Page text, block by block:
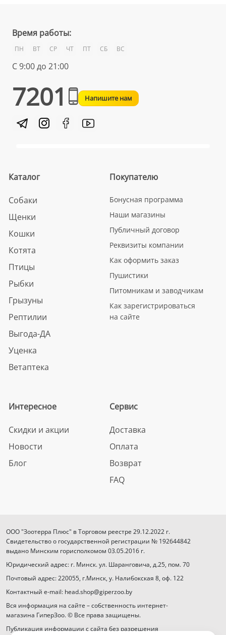
Время работы:
ПН ВТ СР ЧТ ПТ СБ ВС
С 9:00 до 21:00
7201 Напишите нам
Каталог
Собаки
Щенки
Кошки
Котята
Птицы
Рыбки
Грызуны
Рептилии
Выгода-ДА
Уценка
Ветаптека
Покупателю
Бонусная программа
Наши магазины
Публичный договор
Реквизиты компании
Как оформить заказ
Пушистики
Питомникам и заводчикам
Как зарегистрироваться
на сайте
Интересное
Скидки и акции
Новости
Блог
Сервис
Доставка
Оплата
Возврат
FAQ
ООО "Зоотерра Плюс" в Торговом реестре 29.12.2022 г.
Свидетельство о государственной регистрации № 192644842
выдано Минским горисполкомом 03.05.2016 г.
Юридический адрес: г. Минск. ул. Шаранговича, д.25, пом. 70
Почтовый адрес: 220055, г.Минск, у. Налибокская 8, оф. 122
Контактный e-mail: head.shop@giperzoo.by
Вся информация на сайте – собственность интернет-
магазина ГиперЗоо. © Все права защищены.
Публикация информации с сайта без разрешения